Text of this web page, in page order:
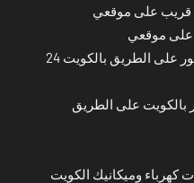
قريب على موقعي
على موقعي
بنشر تصليح سيارات متنقل متطور على الطريق بالكويت 24
بالكويت على الطريق
كهرباء وميكانيك الكويت